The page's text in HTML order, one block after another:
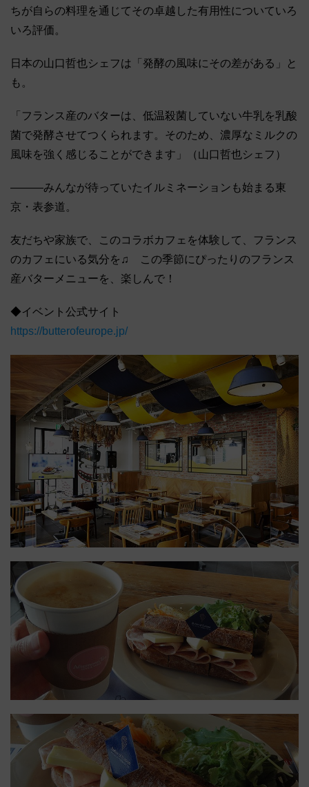
ちが自らの料理を通じてその卓越した有用性についていろ
いろ評価。
日本の山口哲也シェフは「発酵の風味にその差がある」と
も。
「フランス産のバターは、低温殺菌していない牛乳を乳酸
菌で発酵させてつくられます。そのため、濃厚なミルクの
風味を強く感じることができます」（山口哲也シェフ）
―――みんなが待っていたイルミネーションも始まる東
京・表参道。
友だちや家族で、このコラボカフェを体験して、フランス
のカフェにいる気分を♫ この季節にぴったりのフランス
産バターメニューを、楽しんで！
◆イベント公式サイト
https://butterofeurope.jp/